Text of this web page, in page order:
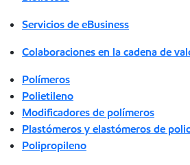
Servicios de eBusiness
Colaboraciones en la cadena de
Polímeros
Polietileno
Modificadores de polímeros
Plastómeros y elastómeros de
Polipropileno